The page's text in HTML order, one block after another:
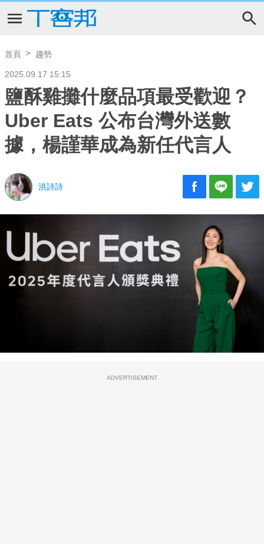
首頁 趨勢
2025.09.17 15:15
鹽酥雞攤什麼品項最受歡迎？
Uber Eats 公布台灣外送數
據，楊謹華成為新任代言人
洪詩詩
ADVERTISEMENT